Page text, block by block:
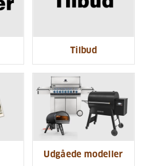
Tilbud
Udgåede modeller